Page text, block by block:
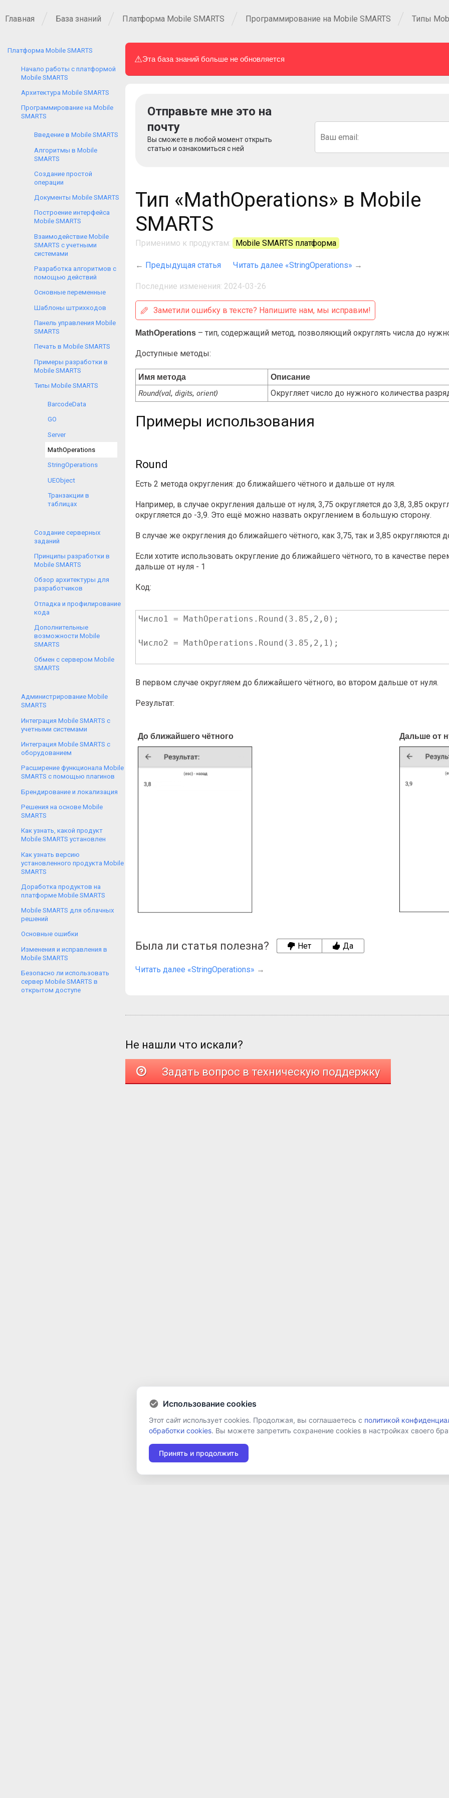
Главная База знаний Платформа Mobile SMARTS Программирование на Mobile SMARTS Типы
Платформа Mobile SMARTS
Начало работы с платформой
Mobile SMARTS
Архитектура Mobile SMARTS
Программирование на Mobile
SMARTS
Введение в Mobile SMARTS
Алгоритмы в Mobile
SMARTS
Создание простой
операции
Документы Mobile SMARTS
Построение интерфейса
Mobile SMARTS
Взаимодействие Mobile
SMARTS с учетными
системами
Разработка алгоритмов с
помощью действий
Основные переменные
Шаблоны штрихкодов
Панель управления Mobile
SMARTS
Печать в Mobile SMARTS
Примеры разработки в
Mobile SMARTS
Типы Mobile SMARTS
BarcodeData
GO
Server
MathOperations
StringOperations
UEObject
Транзакции в
таблицах
Создание серверных
заданий
Принципы разработки в
Mobile SMARTS
Обзор архитектуры для
разработчиков
Отладка и профилирование
кода
Дополнительные
возможности Mobile
SMARTS
Обмен с сервером Mobile
SMARTS
Администрирование Mobile
SMARTS
Интеграция Mobile SMARTS с
учетными системами
Интеграция Mobile SMARTS с
оборудованием
Расширение функционала Mobile
SMARTS с помощью плагинов
Брендирование и локализация
Решения на основе Mobile
SMARTS
Как узнать, какой продукт
Mobile SMARTS установлен
Как узнать версию
установленного продукта Mobile
SMARTS
Доработка продуктов на
платформе Mobile SMARTS
Mobile SMARTS для облачных
решений
Основные ошибки
Изменения и исправления в
Mobile SMARTS
Безопасно ли использовать
сервер Mobile SMARTS в
открытом доступе
⚠Эта база знаний больше не обновляется
Отправьте мне это на
почту
Вы сможете в любой момент открыть
статью и ознакомиться с ней
Тип «MathOperations» в Mobile
SMARTS
Применимо к продуктам: Mobile SMARTS платформа
← Предыдущая статья Читать далее «StringOperations» →
Последние изменения: 2024-03-26
Заметили ошибку в тексте? Напишите нам, мы исправим!
MathOperations – тип, содержащий метод, позволяющий округлять числа до
Доступные методы:
Имя метода Описание
Round(val, digits, orient) Округляет число до нужного количества
Примеры использования
Round
Есть 2 метода округления: до ближайшего чётного и дальше от нуля.
Например, в случае округления дальше от нуля, 3,75 округляется до 3,8, 3,85
округляется до -3,9. Это ещё можно назвать округлением в большую сторону.
В случае же округления до ближайшего чётного, как 3,75, так и 3,85 округляются
Если хотите использовать округление до ближайшего чётного, то в качестве
дальше от нуля - 1
Код:
Число1 = MathOperations.Round(3.85,2,0);
Число2 = MathOperations.Round(3.85,2,1);
В первом случае округляем до ближайшего чётного, во втором дальше от нуля.
Результат:
До ближайшего чётного Дальше от
Была ли статья полезна? Нет Да
Читать далее «StringOperations» →
Не нашли что искали?
Задать вопрос в техническую поддержку
Использование cookies
Этот сайт использует cookies. Продолжая, вы соглашаетесь с политикой
обработки cookies. Вы можете запретить сохранение cookies в настройках своего
Принять и продолжить